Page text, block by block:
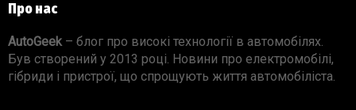
Про нас
AutoGeek– блог про високі технології в автомобілях.
Був створений у 2013 році. Новини про електромобілі,
гібриди і пристрої, що спрощують життя автомобіліста.